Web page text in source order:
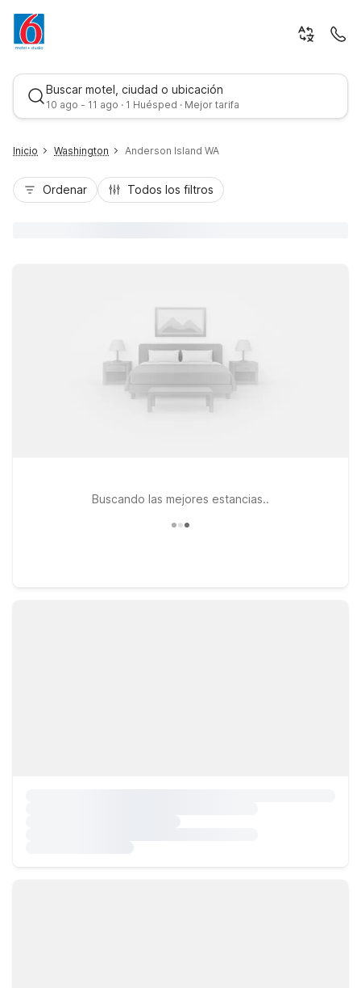
Buscar motel, ciudad o ubicación
10 ago - 11 ago · 1 Huésped · Mejor tarifa
Inicio Washington Anderson Island WA
Ordenar Todos los filtros
Buscando las mejores estancias..